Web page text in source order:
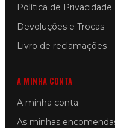
Política de Privacidade
Devoluções e Trocas
Livro de reclamações
A MINHA CONTA
A minha conta
As minhas